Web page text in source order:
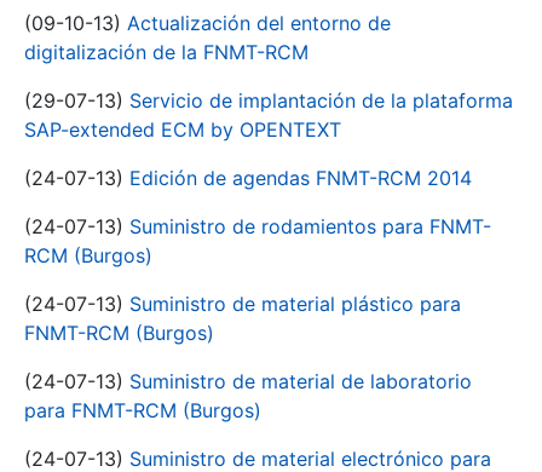
(09-10-13) Actualización del entorno de
digitalización de la FNMT-RCM
(29-07-13) Servicio de implantación de la plataforma
SAP-extended ECM by OPENTEXT
(24-07-13) Edición de agendas FNMT-RCM 2014
(24-07-13) Suministro de rodamientos para FNMT-
RCM (Burgos)
(24-07-13) Suministro de material plástico para
FNMT-RCM (Burgos)
(24-07-13) Suministro de material de laboratorio
para FNMT-RCM (Burgos)
(24-07-13) Suministro de material electrónico para